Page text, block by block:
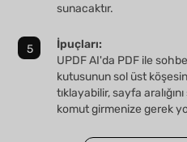
sunacaktır.
İpuçları:
UPDF AI'da PDF ile
kutusunun sol üst
tıklayabilir, sayfa
komut girmenize gerek